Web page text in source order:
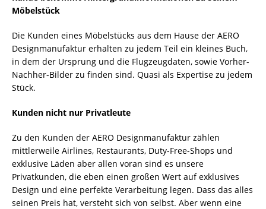
Möbelstück
Die Kunden eines Möbelstücks aus dem Hause der AERO
Designmanufaktur erhalten zu jedem Teil ein kleines Buch,
in dem der Ursprung und die Flugzeugdaten, sowie Vorher-
Nachher-Bilder zu finden sind. Quasi als Expertise zu jedem
Stück.
Kunden nicht nur Privatleute
Zu den Kunden der AERO Designmanufaktur zählen
mittlerweile Airlines, Restaurants, Duty-Free-Shops und
exklusive Läden aber allen voran sind es unsere
Privatkunden, die eben einen großen Wert auf exklusives
Design und eine perfekte Verarbeitung legen. Dass das alles
seinen Preis hat, versteht sich von selbst. Aber wenn eine